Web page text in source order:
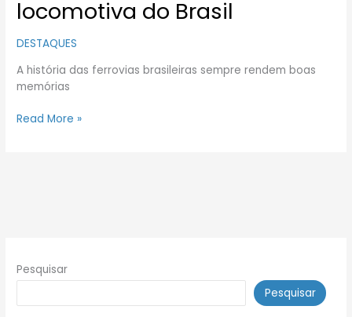
locomotiva do Brasil
DESTAQUES
A história das ferrovias brasileiras sempre rendem boas
memórias
Read More »
Pesquisar
Pesquisar